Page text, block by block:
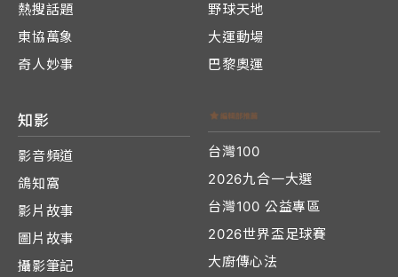
熱搜話題
東協萬象
奇人妙事
野球天地
大運動場
巴黎奧運
知影
影音頻道
鴿知窩
影片故事
圖片故事
攝影筆記
台灣100
2026九合一大選
台灣100 公益專區
2026世界盃足球賽
大廚傳心法